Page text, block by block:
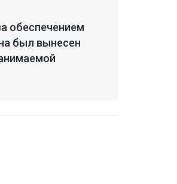
обеспечением
был вынесен